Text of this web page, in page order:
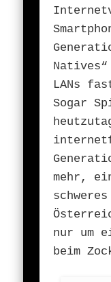
LANs
Sogar
mehr,
nur um
beim